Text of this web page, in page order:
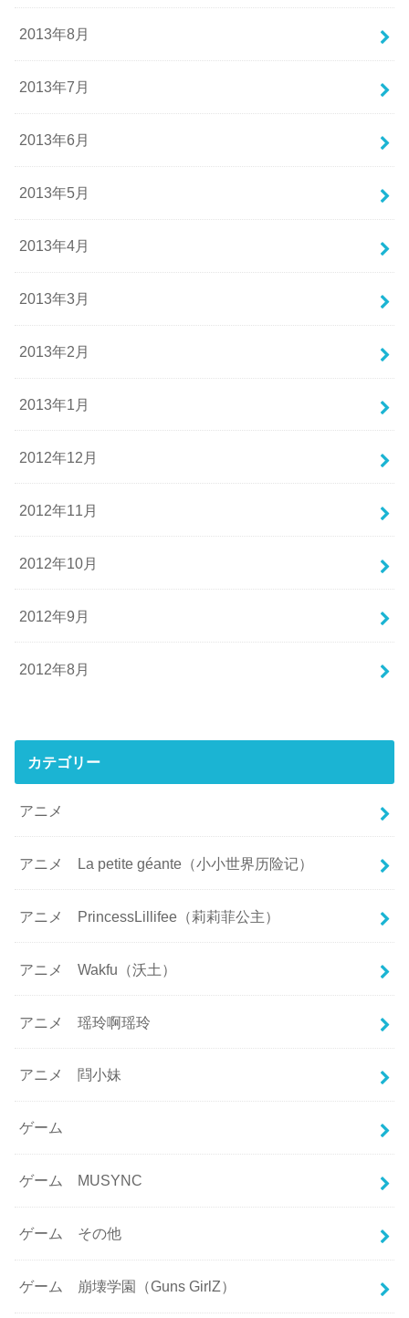
2013年8月
2013年7月
2013年6月
2013年5月
2013年4月
2013年3月
2013年2月
2013年1月
2012年12月
2012年11月
2012年10月
2012年9月
2012年8月
カテゴリー
アニメ
アニメ La petite géante（小小世界历险记）
アニメ PrincessLillifee（莉莉菲公主）
アニメ Wakfu（沃土）
アニメ 瑶玲啊瑶玲
アニメ 閰小妹
ゲーム
ゲーム MUSYNC
ゲーム その他
ゲーム 崩壊学園（Guns GirlZ）